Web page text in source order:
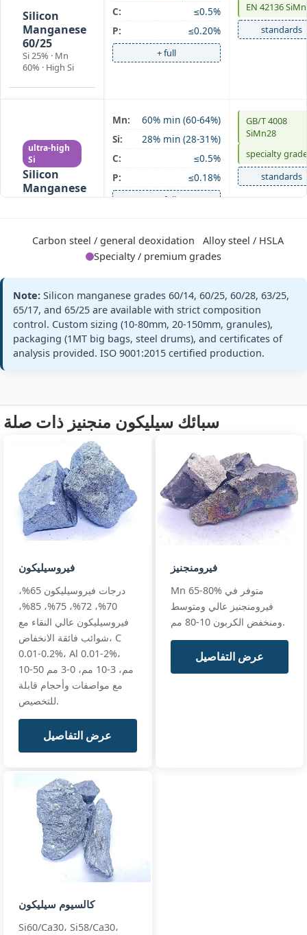
Silicon
Manganese
60/25
Si 25% · Mn
60% · High Si
C:
≤0.5%
P:
≤0.20%
+ full
EN 42136
standards
ultra-high
Si
Silicon
Manganese
high Si
Mn:
60% min (60-64%)
Si:
28% min (28-31%)
C:
≤0.5%
P:
≤0.18%
+ full
GB/T 4008
SiMn28
specialty grade
standards
SiMn 63/25
Silicon
Manganese
63/25
Si 25% · Mn
63% min (63-67%)
Si:
25% min (25-28%)
C:
≤0.5%
P:
≤0.20%
GB/T 4008
SiMn63/25
ASTM A100
C
standards
Silicon
Manganese
65/17
Si 17% · Mn
65% · High Mn
Mn:
65% min (65-68%)
17% min (17-20%)
C:
≤1.8%
P:
≤0.22%
+ full
EN 42136
standards
SiMn 65/25
premium
Silicon
Manganese
65/25
Si 25% · Mn
65% ·
Premium
65% min (65-68%)
C:
≤0.5%
P:
≤0.15%
+ full
EN 42136
standards
Carbon steel / general deoxidation
Alloy steel / HSLA
Specialty / premium grades
Note: Silicon manganese grades 60/14, 60/25, 60/28, 63/25,
65/17, and 65/25 are available with strict composition
control. Custom sizing (10-80mm, 20-150mm, granules),
packaging (1MT big bags, steel drums), and certificates of
analysis provided. ISO 9001:2015 certified production.
سبائك سيليكون منجنيز ذات صلة
فيروسيليكون
درجات فيروسيليكون 65%،
70%، 72%، 75%، 85%،
فيروسيليكون عالي النقاء مع
شوائب فائقة الانخفاض، C
0.01-0.2%، Al 0.01-2%،
10-50 مم، 3-10 مم، 0-3 مم
مع مواصفات وأحجام قابلة
للتخصيص.
عرض التفاصيل
فيرومنجنيز
Mn 65-80% متوفر في
فيرومنجنيز عالي ومتوسط
ومنخفض الكربون 10-80 مم.
عرض التفاصيل
كالسيوم سيليكون
Si60/Ca30، Si58/Ca30،